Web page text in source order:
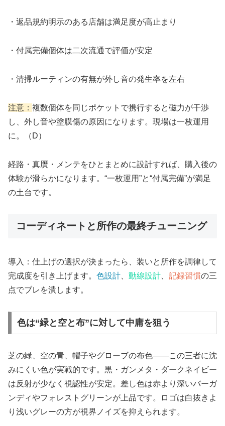
・返品規約明示のある店舗は満足度が高止まり
・付属完備個体は二次流通で評価が安定
・清掃ルーティンの有無が外し音の発生率を左右
注意： 複数個体を同じポケットで携行すると磁力が干渉
し、外し音や塗膜傷の原因になります。現場は一枚運用
に。（D）
経路・真贋・メンテをひとまとめに設計すれば、購入後の
体験が滑らかになります。“一枚運用”と“付属完備”が満足
の土台です。
コーディネートと所作の最終チューニング
導入：仕上げの選択が決まったら、装いと所作を調律して
完成度を引き上げます。 色設計 動線設計 記録習慣の三
点でブレを潰します。
色は“緑と空と布”に対して中庸を狙う
芝の緑、空の青、帽子やグローブの布色——この三者に沈
みにくい色が実戦的です。黒・ガンメタ・ダークネイビー
は反射が少なく視認性が安定。差し色は赤より深いバーガ
ンディやフォレストグリーンが上品です。ロゴは白抜きよ
り浅いグレーの方が視界ノイズを抑えられます。